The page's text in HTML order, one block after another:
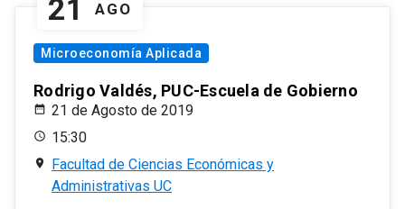
21 AGO
Microeconomía Aplicada
Rodrigo Valdés, PUC-Escuela de Gobierno
21 de Agosto de 2019
15:30
Facultad de Ciencias Económicas y
Administrativas UC